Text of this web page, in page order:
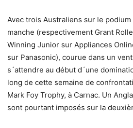
Avec trois Australiens sur le
manche (respectivement Grant
Winning Junior sur Appliances
sur Panasonic), courue dans un
s´attendre au début d´une
long de cette semaine de
Mark Foy Trophy, à Carnac. Un
sont pourtant imposés sur la